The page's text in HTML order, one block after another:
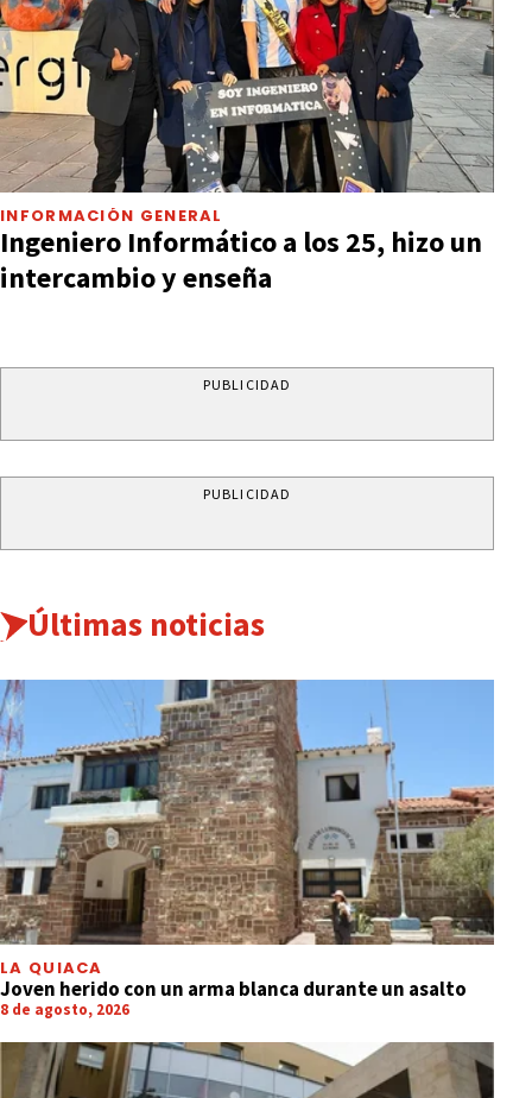
INFORMACIÓN GENERAL
Ingeniero Informático a los 25, hizo un
intercambio y enseña
PUBLICIDAD
PUBLICIDAD
Últimas noticias
LA QUIACA
Joven herido con un arma blanca durante un asalto
8 de agosto, 2026